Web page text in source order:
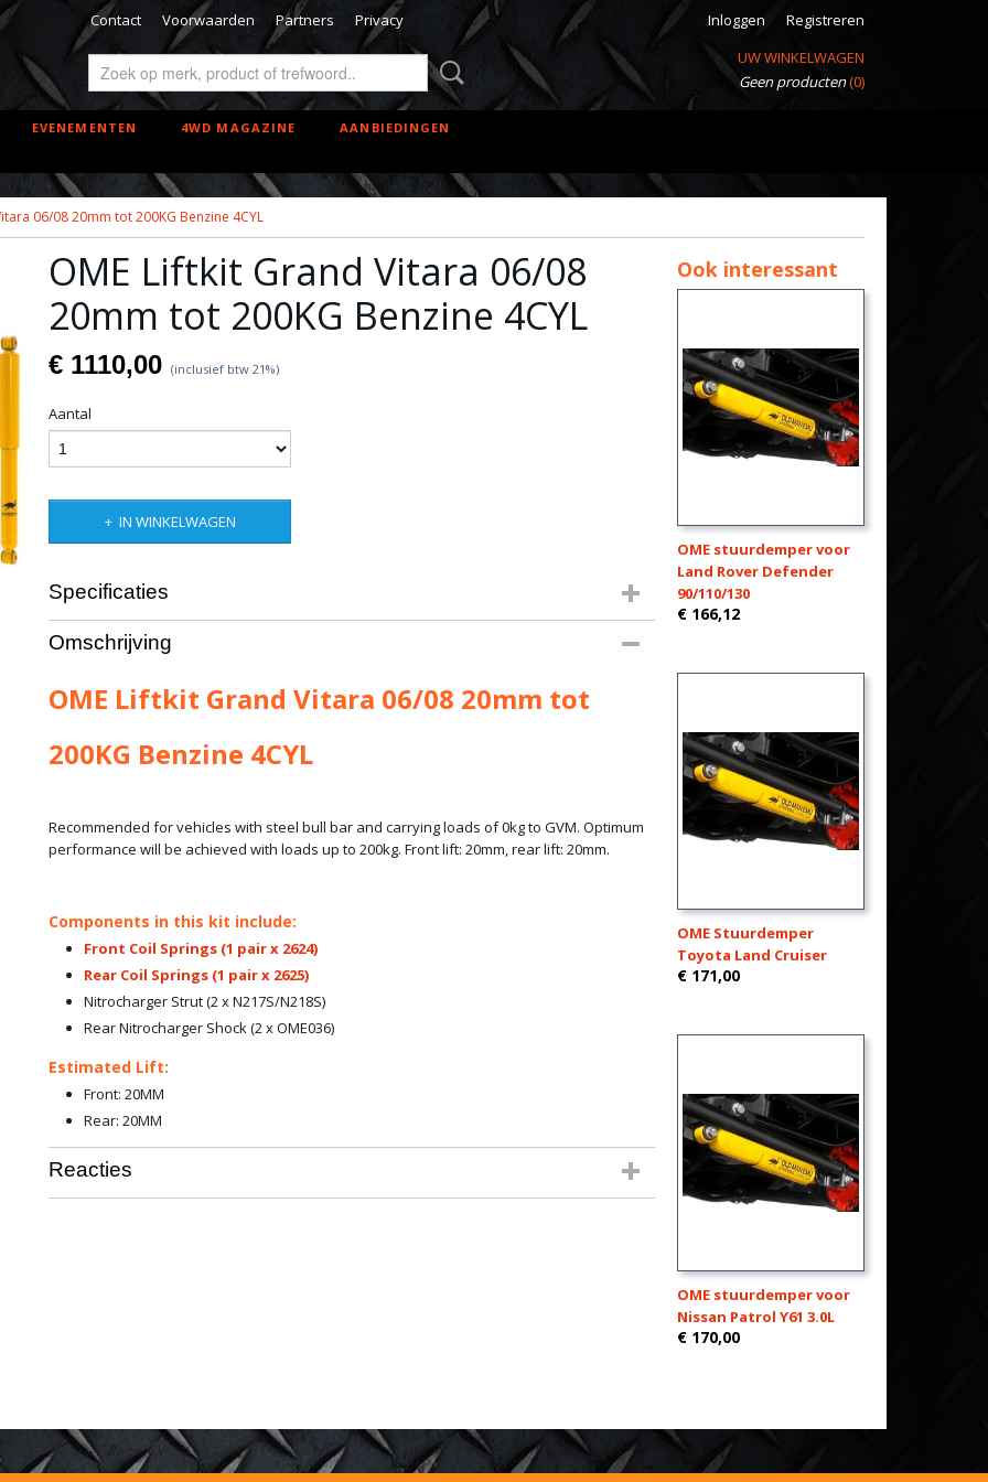
Contact Voorwaarden Partners Privacy Inloggen
Registreren
UW WINKELWAGEN
Geen producten(0)
EVENEMENTEN 4WD MAGAZINE AANBIEDINGEN
06/08 20mm tot 200KG Benzine 4CYL
OME Liftkit Grand Vitara 06/08
20mm tot 200KG Benzine 4CYL
€ 1110,00 (inclusief btw 21%)
Aantal
IN WINKELWAGEN
Specificaties
Bruto gewicht
Omschrijving
OME Liftkit Grand Vitara 06/08 20mm tot
200KG Benzine 4CYL
Recommended for vehicles with steel bull bar and carrying loads of 0kg to GVM. Optimum
performance will be achieved with loads up to 200kg. Front lift: 20mm, rear lift: 20mm.
Components in this kit include:
Front Coil Springs (1 pair x 2624)
Rear Coil Springs (1 pair x 2625)
Nitrocharger Strut(2 x N217S/N218S)
Rear Nitrocharger Shock(2 x OME036)
Estimated Lift:
Front: 20MM
Rear: 20MM
Reacties
Ook interessant
OME stuurdemper voor
Land Rover Defender
90/110/130
€ 166,12
OME Stuurdemper
Toyota Land Cruiser
€ 171,00
OME stuurdemper voor
Nissan Patrol Y61 3.0L
€ 170,00